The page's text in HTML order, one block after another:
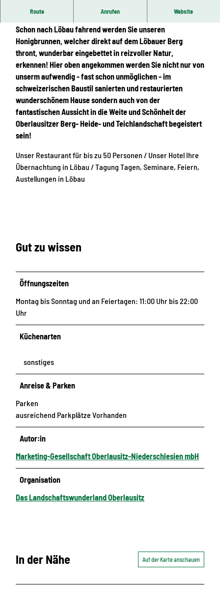
Route Anrufen Website
Partner "Oberlausitz per Rad"
Schon nach Löbau fahrend werden Sie unseren
Honigbrunnen, welcher direkt auf dem Löbauer Berg
thront, wunderbar eingebettet in reizvoller Natur,
erkennen! Hier oben angekommen werden Sie nicht nur von
unserm aufwendig - fast schon unmöglichen - im
schweizerischen Baustil sanierten und restaurierten
wunderschönem Hause sondern auch von der
fantastischen Aussicht in die Weite und Schönheit der
Oberlausitzer Berg- Heide- und Teichlandschaft begeistert
sein!
Unser Restaurant für bis zu 50 Personen / Unser Hotel Ihre
Übernachtung in Löbau / Tagung Tagen, Seminare, Feiern,
Austellungen in Löbau
Gut zu wissen
Öffnungszeiten
Montag bis Sonntag und an Feiertagen: 11:00 Uhr bis 22:00
Uhr
Küchenarten
sonstiges
Anreise & Parken
Parken
ausreichend Parkplätze Vorhanden
Autor:in
Marketing-Gesellschaft Oberlausitz-Niederschlesien mbH
Organisation
Das Landschaftswunderland Oberlausitz
In der Nähe Auf der Karte anschauen